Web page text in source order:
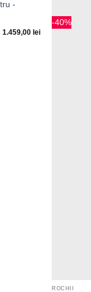
la
1.459,00 lei
-40%
ROCHII